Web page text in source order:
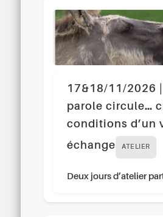
17&18/11/2026
parole circule…
conditions d’un
échange
ATELIER
Deux jours d’atelier